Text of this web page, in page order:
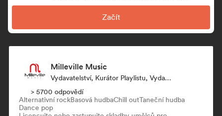
Začít
Milleville Music
Vydavatelství, Kurátor Playlistu, Vydavatel, Supervizor Synchronizace
> 5700 odpovědí
Alternativní rockBasová hudbaChill outTaneční hudba
Dance pop